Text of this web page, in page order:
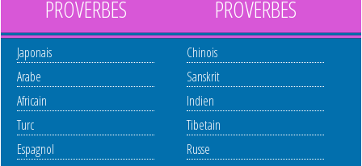
PROVERBES
Japonais
Arabe
Africain
Turc
Espagnol
PROVERBES
Chinois
Sanskrit
Indien
Tibetain
Russe